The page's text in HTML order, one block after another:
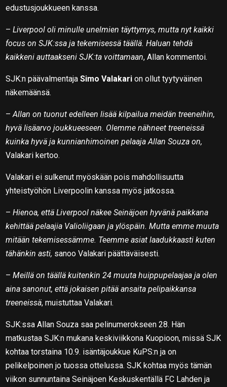
edustusjoukkueen kanssa.
–Liverpool oli minulle unelmien täyttymys, mutta nyt kaikki
focus on SJK:ssa ja tekemisessä täällä. Haluan tehdä
kaikkeni auttaakseni SJK:ta voittamaan, Allan kommentoi.
SJK:n päävalmentajaSimo Valakari on ollut tyytyväinen
näkemäänsä.
–Allan on tuonut edelleen lisää kilpailua meidän treeneihin,
hyvä lisäarvo joukkueeseen. Olemme nähneet treeneissä
kuinka hyvä ja kunnianhimoinen pelaaja Allan Souza on,
Valakari kertoo.
Valakari ei sulkenut myöskään pois mahdollisuutta
yhteistyöhön Liverpoolin kanssa myös jatkossa.
–Hienoa, että Liverpool näkee Seinäjoen hyvänä paikkana
kehittää pelaajia Valioliigaan ja ylöspäin. Mutta emme muuta
mitään tekemisessämme. Teemme asiat laadukkaasti kuten
tähänkin asti, sanoo Valakari päättäväisesti.
–Meillä on täällä kuitenkin 24 muuta huippupelaajaa ja olen
aina sanonut, että jokaisen pitää ansaita pelipaikkansa
treeneissä, muistuttaa Valakari.
SJK:ssa Allan Souza saa pelinumerokseen 28. Hän
matkustaa SJK:n mukana keskiviikkona Kuopioon, missä SJK
kohtaa torstaina 10.9. isäntäjoukkue KuPS:n ja on
pelikelpoinen jo tuossa ottelussa. SJK kohtaa myös tämän
viikon sunnuntaina Seinäjoen Keskuskentällä FC Lahden ja